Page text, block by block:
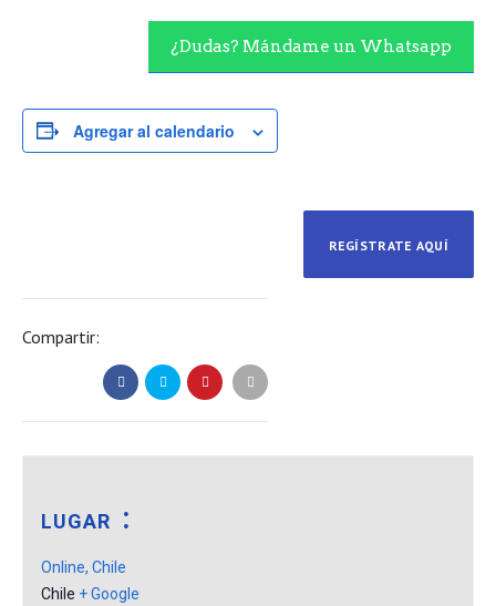
¿Dudas? Mándame un Whatsapp
Agregar al calendario
REGÍSTRATE AQUÍ
LUGAR
Online, Chile
Chile + Google
Compartir: